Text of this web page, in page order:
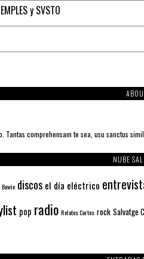
y SVSTO
comprehensam te sea, usu sanctus
NUBE
discos el día eléctrico
pop radio Relatos Cortos rock Salvatge